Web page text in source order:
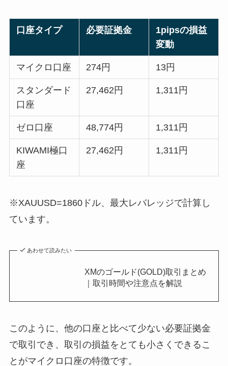
口座タイプ 必要証拠金
1pipsの損益
変動
マイクロ口座 274円 13円
スタンダード
口座
27,462円 1,311円
ゼロ口座 48,774円 1,311円
KIWAMI極口
座
27,462円 1,311円
※XAUUSD=1860ドル、最大レバレッジで計算し
ています。
あわせて読みたい
XMのゴールド(GOLD)取引まとめ
｜取引時間や注意点を解説
このように、他の口座と比べて少ない必要証拠金
で取引でき、取引の損益をとても小さくできるこ
とがマイクロ口座の特徴です。